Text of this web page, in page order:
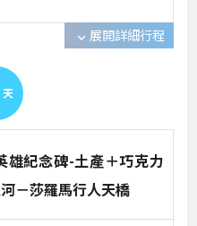
expand_more 展開詳細行程
天
雄紀念碑-土產＋巧克力
－莎羅馬行人天橋